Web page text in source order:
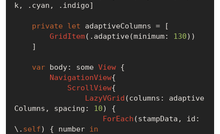
k, .cyan, .indigo]
private let adaptiveColumns = [
GridItem(.adaptive(minimum: 130))
var body: some View {
NavigationView{
ScrollView{
LazyVGrid (columns: adaptive
Columns, spacing: 10) {
ForEach (stampData, id:
\. self) { number in